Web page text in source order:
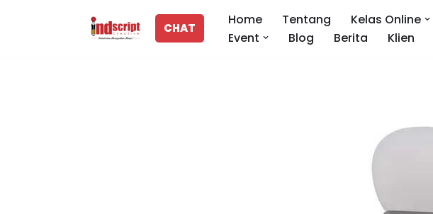
CHAT
Home Tentang Kelas Online
Event
Blog Berita Klien